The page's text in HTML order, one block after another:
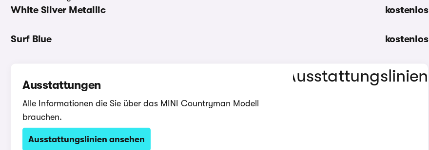
White Silver Metallic kostenlos
Surf Blue kostenlos
Ausstattungen
Alle Informationen die Sie über das MINI Countryman Modell
brauchen.
Ausstattungslinien ansehen